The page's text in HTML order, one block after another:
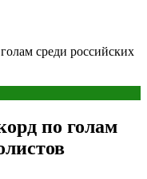
среди российских
по голам